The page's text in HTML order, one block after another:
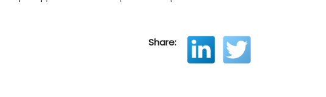
Share: